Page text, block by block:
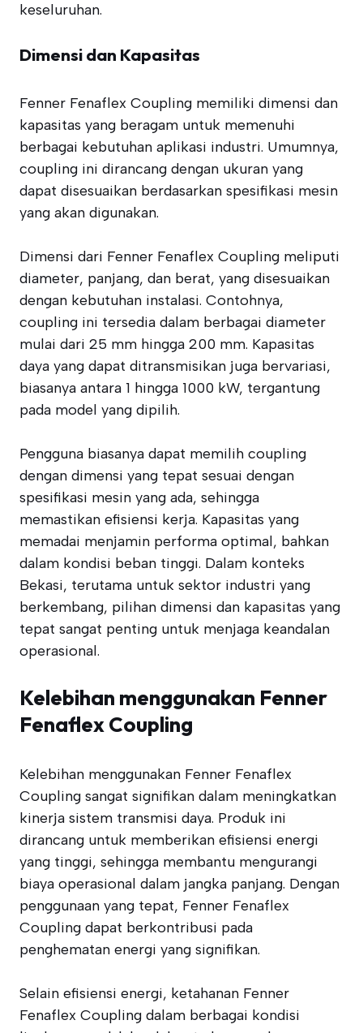
keseluruhan.
Dimensi dan Kapasitas
Fenner Fenaflex Coupling memiliki dimensi dan
kapasitas yang beragam untuk memenuhi
berbagai kebutuhan aplikasi industri. Umumnya,
coupling ini dirancang dengan ukuran yang
dapat disesuaikan berdasarkan spesifikasi mesin
yang akan digunakan.
Dimensi dari Fenner Fenaflex Coupling meliputi
diameter, panjang, dan berat, yang disesuaikan
dengan kebutuhan instalasi. Contohnya,
coupling ini tersedia dalam berbagai diameter
mulai dari 25 mm hingga 200 mm. Kapasitas
daya yang dapat ditransmisikan juga bervariasi,
biasanya antara 1 hingga 1000 kW, tergantung
pada model yang dipilih.
Pengguna biasanya dapat memilih coupling
dengan dimensi yang tepat sesuai dengan
spesifikasi mesin yang ada, sehingga
memastikan efisiensi kerja. Kapasitas yang
memadai menjamin performa optimal, bahkan
dalam kondisi beban tinggi. Dalam konteks
Bekasi, terutama untuk sektor industri yang
berkembang, pilihan dimensi dan kapasitas yang
tepat sangat penting untuk menjaga keandalan
operasional.
Kelebihan menggunakan Fenner
Fenaflex Coupling
Kelebihan menggunakan Fenner Fenaflex
Coupling sangat signifikan dalam meningkatkan
kinerja sistem transmisi daya. Produk ini
dirancang untuk memberikan efisiensi energi
yang tinggi, sehingga membantu mengurangi
biaya operasional dalam jangka panjang. Dengan
penggunaan yang tepat, Fenner Fenaflex
Coupling dapat berkontribusi pada
penghematan energi yang signifikan.
Selain efisiensi energi, ketahanan Fenner
Fenaflex Coupling dalam berbagai kondisi